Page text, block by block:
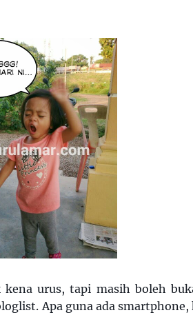
urus, tapi masih boleh
Apa guna ada smartphone,